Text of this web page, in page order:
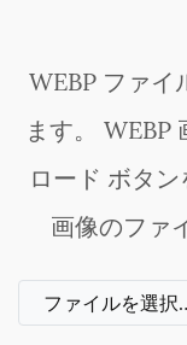
WEBP ファイ
ます。 WEBP
ロード ボタ
画像のファ
ファイルを選択